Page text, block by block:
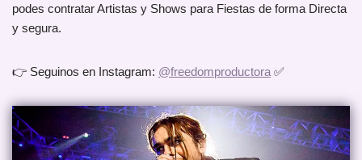
podes contratar Artistas y Shows para Fiestas de forma Directa
y segura.
👉 Seguinos en Instagram: @freedomproductora ✅